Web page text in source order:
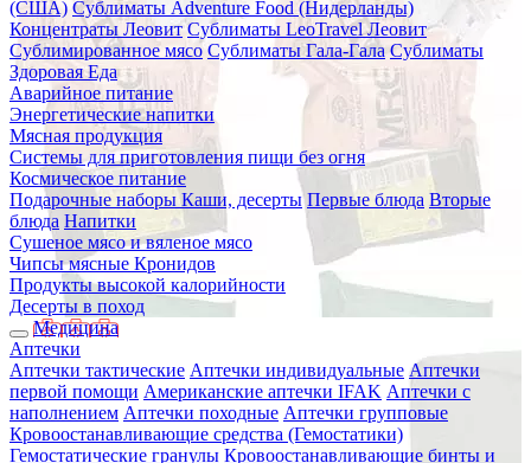
(США) Сублиматы Adventure Food (Нидерланды)
Концентраты Леовит Сублиматы LeoTravel Леовит
Сублимированное мясо Сублиматы Гала-Гала Сублиматы
Здоровая Еда
Аварийное питание
Энергетические напитки
Мясная продукция
Системы для приготовления пищи без огня
Космическое питание
Подарочные наборы Каши, десерты Первые блюда Вторые
блюда Напитки
Сушеное мясо и вяленое мясо
Чипсы мясные Кронидов
Продукты высокой калорийности
Десерты в поход
Медицина
Аптечки
Аптечки тактические Аптечки индивидуальные Аптечки
первой помощи Американские аптечки IFAK Аптечки с
наполнением Аптечки походные Аптечки групповые
Кровоостанавливающие средства (Гемостатики)
Гемостатические гранулы Кровоостанавливающие бинты и